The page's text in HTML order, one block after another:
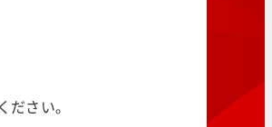
さい。